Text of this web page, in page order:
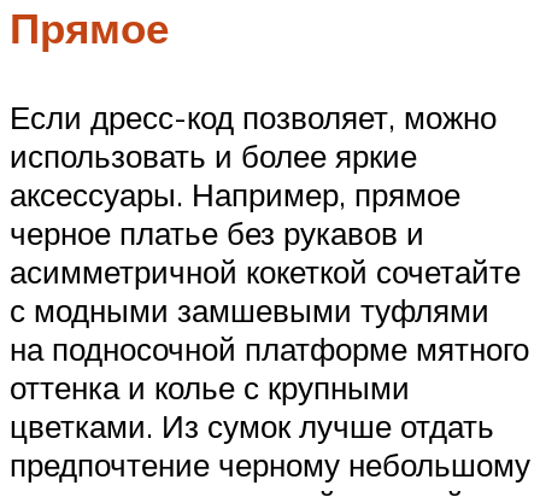
Прямое
Если дресс-код позволяет, можно
использовать и более яркие
аксессуары. Например, прямое
черное платье без рукавов и
асимметричной кокеткой сочетайте
с модными замшевыми туфлями
на подносочной платформе мятного
оттенка и колье с крупными
цветками. Из сумок лучше отдать
предпочтение черному небольшому